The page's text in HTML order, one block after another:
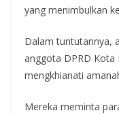
yang menimbulkan
Dalam tuntutannya,
anggota DPRD Kota
mengkhianati
Mereka meminta